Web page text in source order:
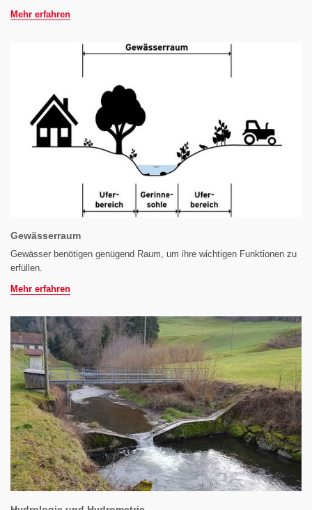
Mehr erfahren
Gewässerraum
Gewässer benötigen genügend Raum, um ihre wichtigen Funktionen zu
erfüllen.
Mehr erfahren